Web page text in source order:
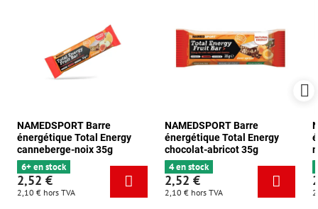
NAMEDSPORT Barre
énergétique Total Energy
canneberge-noix 35g
6+ en stock
2,52 €
2,10 € hors TVA
NAMEDSPORT Barre
énergétique Total Energy
chocolat-abricot 35g
4 en stock
2,52 €
2,10 € hors TVA